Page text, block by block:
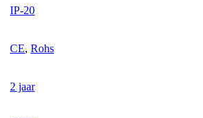
IP-20
CE, Rohs
2 jaar